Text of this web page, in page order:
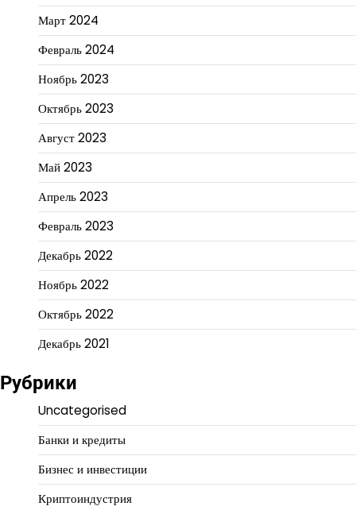
Март 2024
Февраль 2024
Ноябрь 2023
Октябрь 2023
Август 2023
Май 2023
Апрель 2023
Февраль 2023
Декабрь 2022
Ноябрь 2022
Октябрь 2022
Декабрь 2021
Рубрики
Uncategorised
Банки и кредиты
Бизнес и инвестиции
Криптоиндустрия